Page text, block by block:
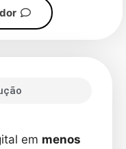
em menos